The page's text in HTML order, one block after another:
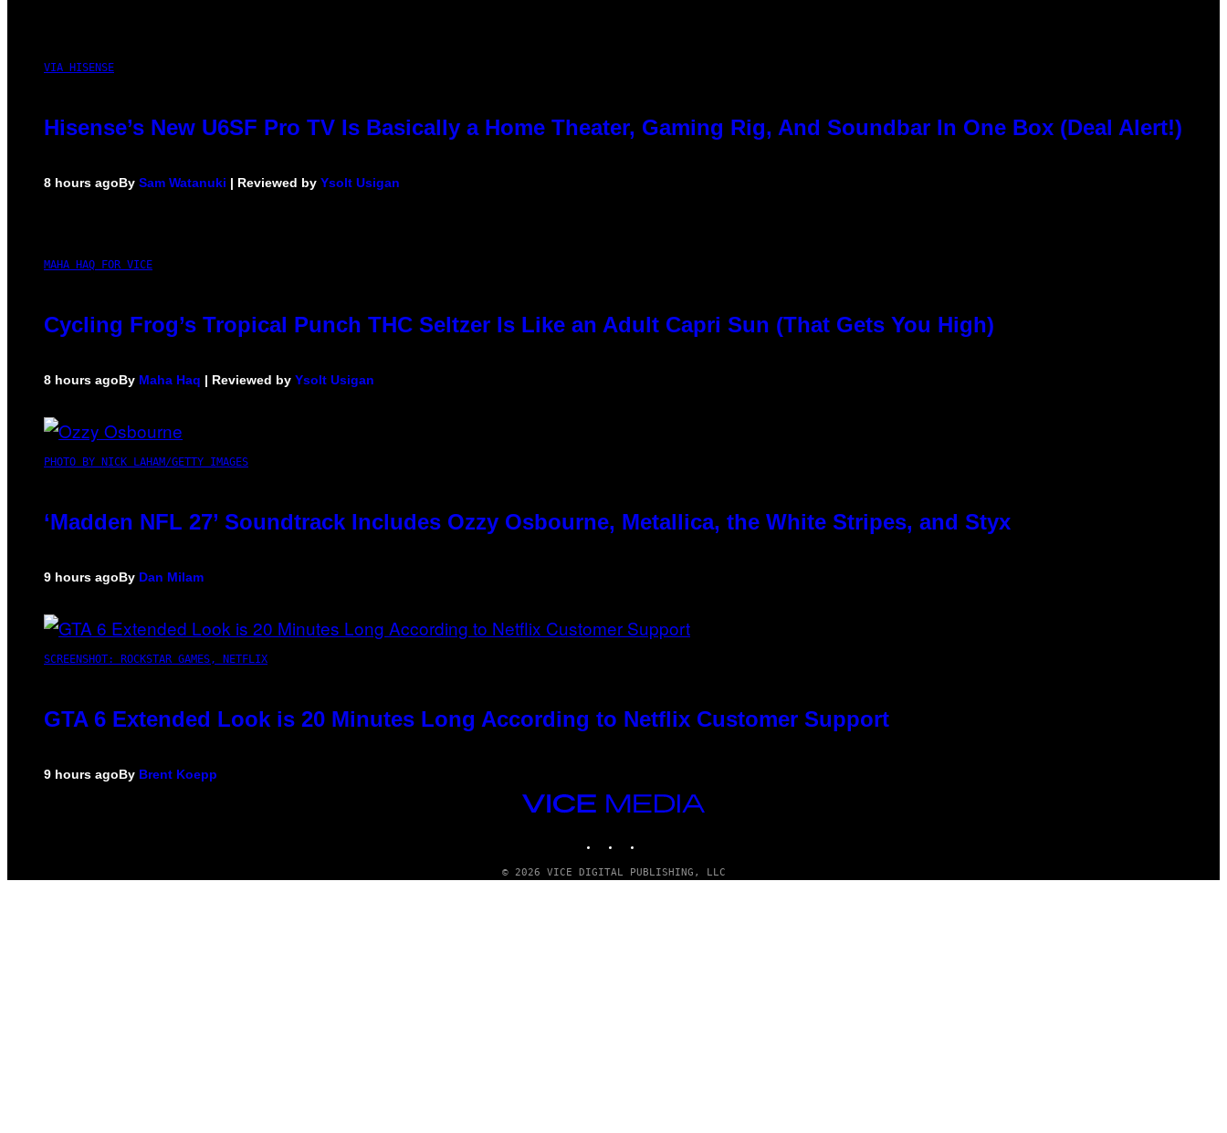
VIA HISENSE
Hisense’s New U6SF Pro TV Is Basically a Home Theater, Gaming Rig, And Soundbar In One Box (Deal Alert!)
8 hours agoBy Sam Watanuki | Reviewed by Ysolt Usigan
MAHA HAQ FOR VICE
Cycling Frog’s Tropical Punch THC Seltzer Is Like an Adult Capri Sun (That Gets You High)
8 hours agoBy Maha Haq | Reviewed by Ysolt Usigan
PHOTO BY NICK LAHAM/GETTY IMAGES
‘Madden NFL 27’ Soundtrack Includes Ozzy Osbourne, Metallica, the White Stripes, and Styx
9 hours agoBy Dan Milam
SCREENSHOT: ROCKSTAR GAMES, NETFLIX
GTA 6 Extended Look is 20 Minutes Long According to Netflix Customer Support
9 hours agoBy Brent Koepp
VICE
© 2026 VICE DIGITAL PUBLISHING, LLC